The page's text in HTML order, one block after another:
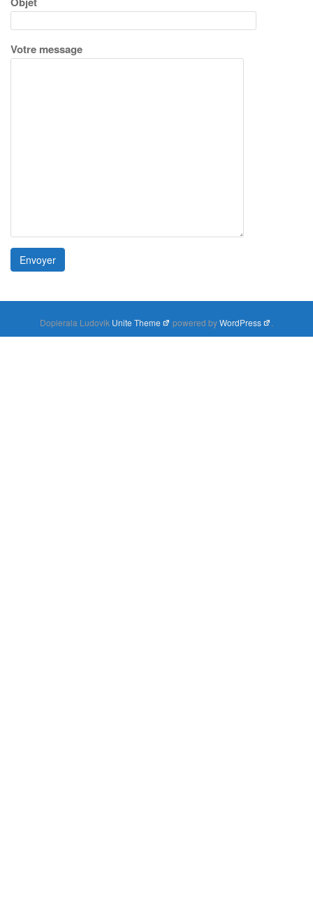
Votre message
Dopierala Ludovik Unite Theme powered byWordPress .